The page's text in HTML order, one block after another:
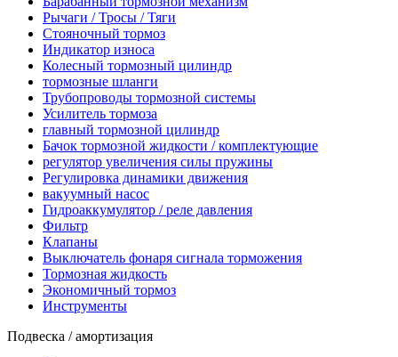
Рычаги / Тросы / Тяги
Стояночный тормоз
Индикатор износа
Колесный тормозный цилиндр
тормозные шланги
Трубопроводы тормозной системы
Усилитель тормоза
главный тормозной цилиндр
Бачок тормозной жидкости / комплектующие
регулятор увеличения силы пружины
Регулировка динамики движения
вакуумный насос
Гидроаккумулятор / реле давления
Фильтр
Клапаны
Выключатель фонаря сигнала торможения
Тормозная жидкость
Экономичный тормоз
Инструменты
Подвеска / амортизация